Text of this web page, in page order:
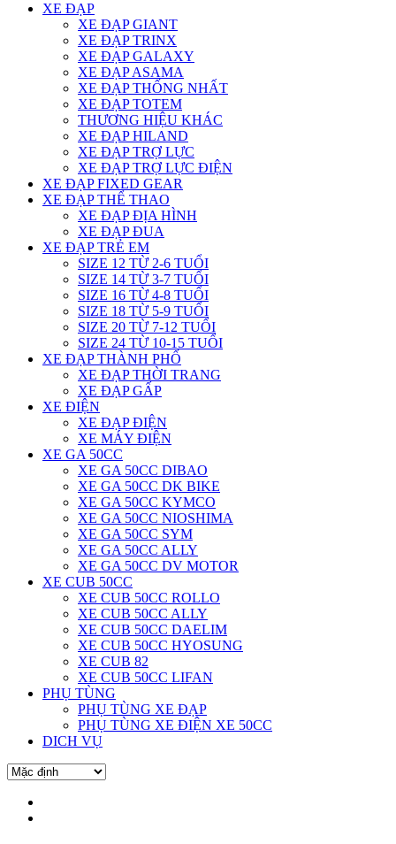
XE ĐẠP
XE ĐẠP GIANT
XE ĐẠP TRINX
XE ĐẠP GALAXY
XE ĐẠP ASAMA
XE ĐẠP THỐNG NHẤT
XE ĐẠP TOTEM
THƯƠNG HIỆU KHÁC
XE ĐẠP HILAND
XE ĐẠP TRỢ LỰC
XE ĐẠP TRỢ LỰC ĐIỆN
XE ĐẠP FIXED GEAR
XE ĐẠP THỂ THAO
XE ĐẠP ĐỊA HÌNH
XE ĐẠP ĐUA
XE ĐẠP TRẺ EM
SIZE 12 TỪ 2-6 TUỔI
SIZE 14 TỪ 3-7 TUỔI
SIZE 16 TỪ 4-8 TUỔI
SIZE 18 TỪ 5-9 TUỔI
SIZE 20 TỪ 7-12 TUỔI
SIZE 24 TỪ 10-15 TUỔI
XE ĐẠP THÀNH PHỐ
XE ĐẠP THỜI TRANG
XE ĐẠP GẤP
XE ĐIỆN
XE ĐẠP ĐIỆN
XE MÁY ĐIỆN
XE GA 50CC
XE GA 50CC DIBAO
XE GA 50CC DK BIKE
XE GA 50CC KYMCO
XE GA 50CC NIOSHIMA
XE GA 50CC SYM
XE GA 50CC ALLY
XE GA 50CC DV MOTOR
XE CUB 50CC
XE CUB 50CC ROLLO
XE CUB 50CC ALLY
XE CUB 50CC DAELIM
XE CUB 50CC HYOSUNG
XE CUB 82
XE CUB 50CC LIFAN
PHỤ TÙNG
PHỤ TÙNG XE ĐẠP
PHỤ TÙNG XE ĐIỆN XE 50CC
DICH VỤ